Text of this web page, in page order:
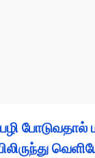
போடுவதால்